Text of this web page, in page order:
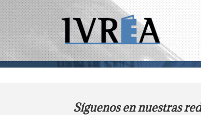
Síguenos en nuestras